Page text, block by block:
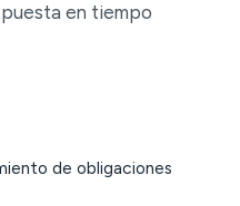
en tiempo
de obligaciones